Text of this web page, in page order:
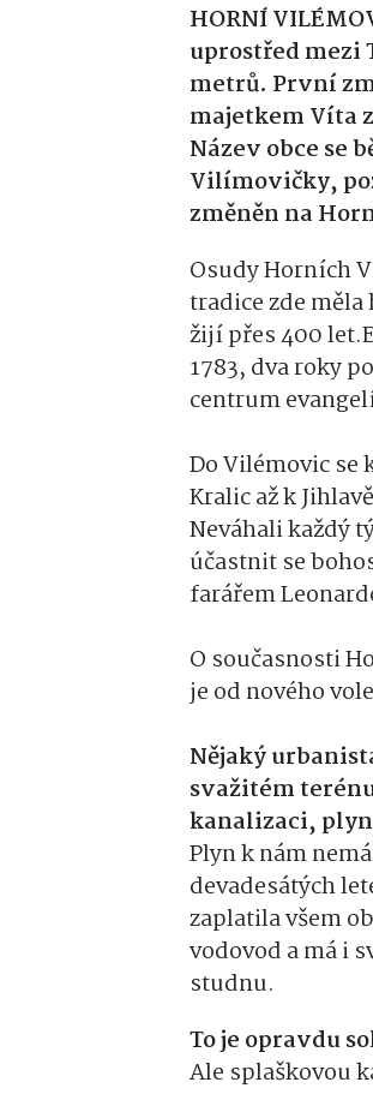
HORNÍ
uprostřed mezi
metrů. První
majetkem Víta
Název obce se
Vilímovičky,
změněn na
Osudy Horních
tradice zde
žijí přes 400
1783, dva roky
centrum
Do Vilémovic se
Kralic až k
Neváhali každý
účastnit se
farářem
O současnosti
je od nového
Nějaký
svažitém
kanalizaci,
Plyn k nám
devadesátých
zaplatila všem
vodovod a má i
studnu.
To je opravdu
Ale splaškovou